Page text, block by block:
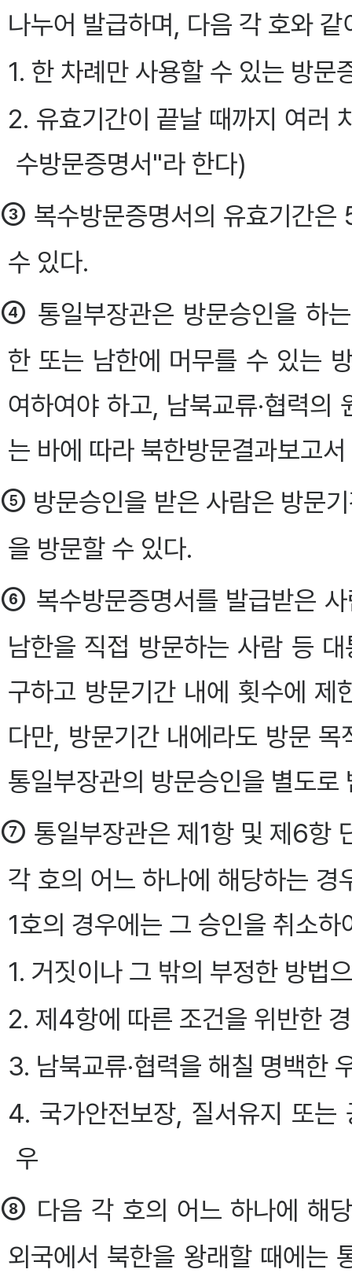
나누어 발급하며, 다음 각 호와 같
1. 한 차례만 사용할 수 있는 방문
2. 유효기간이 끝날 때까지 여러
수방문증명서"라 한다)
③ 복수방문증명서의 유효기간
수 있다.
④ 통일부장관은 방문승인을 하
한 또는 남한에 머무를 수 있는
여하여야 하고, 남북교류·협력의
는 바에 따라 북한방문결과보고
⑤ 방문승인을 받은 사람은 방문
을 방문할 수 있다.
⑥ 복수방문증명서를 발급받은
남한을 직접 방문하는 사람 등
구하고 방문기간 내에 횟수에
다만, 방문기간 내에라도 방문
통일부장관의 방문승인을 별도로
⑦ 통일부장관은 제1항 및 제6항
각 호의 어느 하나에 해당하는
1호의 경우에는 그 승인을 취소하
1. 거짓이나 그 밖의 부정한 방법
2. 제4항에 따른 조건을 위반한
3. 남북교류·협력을 해칠 명백한
4. 국가안전보장, 질서유지 또는
우
⑧ 다음 각 호의 어느 하나에 해
외국에서 북한을 왕래할 때에는